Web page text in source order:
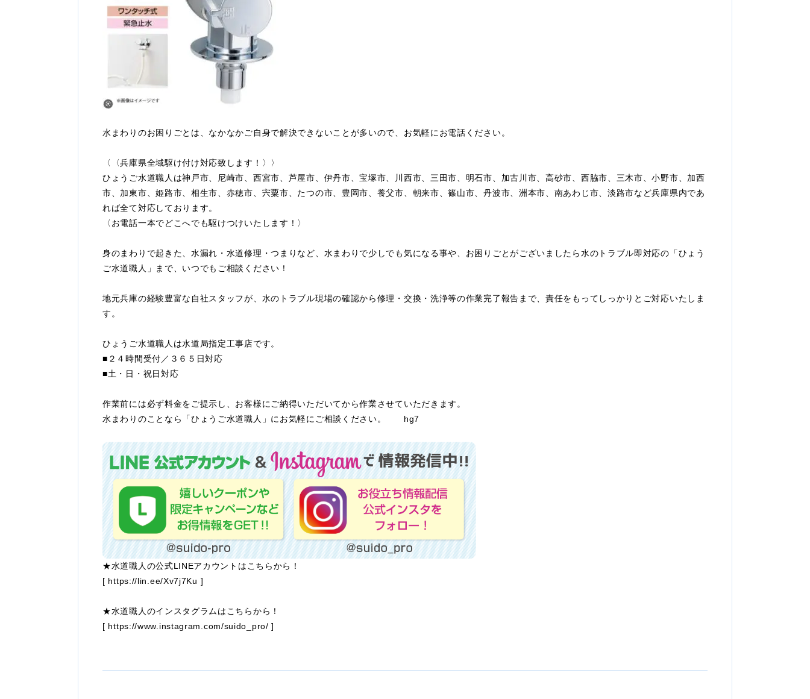
水まわりのお困りごとは、なかなかご自身で解決できないことが多いので、お気軽にお電話ください。
〈〈兵庫県全域駆け付け対応致します！〉〉
ひょうご水道職人は神戸市、尼崎市、西宮市、芦屋市、伊丹市、宝塚市、川西市、三田市、明石市、加古川市、高砂市、西脇市、三木市、小野市、加西
市、加東市、姫路市、相生市、赤穂市、宍粟市、たつの市、豊岡市、養父市、朝来市、篠山市、丹波市、洲本市、南あわじ市、淡路市など兵庫県内であ
れば全て対応しております。
〈お電話一本でどこへでも駆けつけいたします！〉
身のまわりで起きた、水漏れ・水道修理・つまりなど、水まわりで少しでも気になる事や、お困りごとがございましたら水のトラブル即対応の「ひょう
ご水道職人」まで、いつでもご相談ください！
地元兵庫の経験豊富な自社スタッフが、水のトラブル現場の確認から修理・交換・洗浄等の作業完了報告まで、責任をもってしっかりとご対応いたしま
す。
ひょうご水道職人は水道局指定工事店です。
■２４時間受付／３６５日対応
■土・日・祝日対応
作業前には必ず料金をご提示し、お客様にご納得いただいてから作業させていただきます。
水まわりのことなら「ひょうご水道職人」にお気軽にご相談ください。 hg7
★水道職人の公式LINEアカウントはこちらから！
[ https://lin.ee/Xv7j7Ku ]
★水道職人のインスタグラムはこちらから！
[ https://www.instagram.com/suido_pro/ ]